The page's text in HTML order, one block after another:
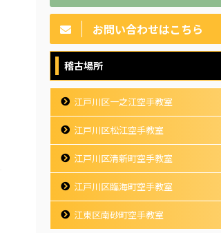
お問い合わせはこちら
稽古場所
江戸川区一之江空手教室
江戸川区松江空手教室
江戸川区清新町空手教室
江戸川区臨海町空手教室
江東区南砂町空手教室